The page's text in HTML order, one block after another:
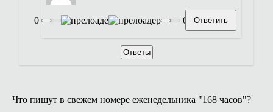
0 0 Ответить
Ответы
Что пишут в свежем номере еженедельника "168 часов"?